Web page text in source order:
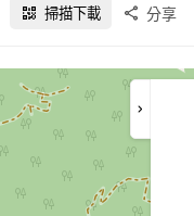
掃描下載 分享